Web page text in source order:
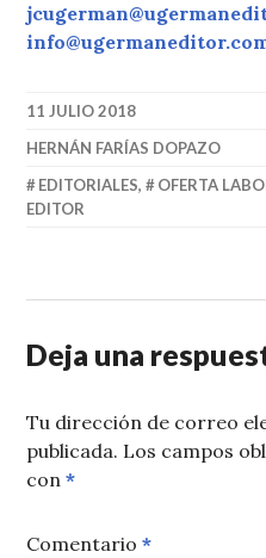
11 JULIO 2018
HERNÁN FARÍAS DOPAZO
EDITORIALES, OFERTA
EDITOR
Deja una
Tu dirección de correo
publicada. Los campos
con*
Comentario*